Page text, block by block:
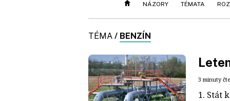
NÁZORY TÉMATA
TÉMA / BENZÍN
3 minuty
1. Stát